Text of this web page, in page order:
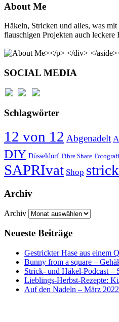
About Me
Häkeln, Stricken und alles, was
flauschigen Projekten auch leckere
SOCIAL MEDIA
Schlagwörter
12 von 12 Abgenadelt
DIY Düsseldorf Fibre Share
SAPRIvat Shop
Archiv
Archiv
Neueste Beiträge
Gestrickter Hase aus einem
Bunny from a square –
Strick- und Häkel-Podcast –
Lieblings-Herbst-Rezepte:
Auf den Nadeln – März 2022